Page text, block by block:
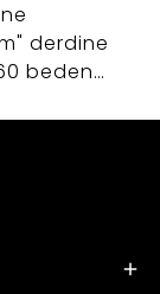
derdine
beden
ve hayat